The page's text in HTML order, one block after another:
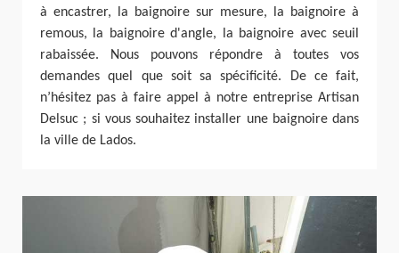
à encastrer, la baignoire sur mesure, la baignoire à
remous, la baignoire d'angle, la baignoire avec seuil
rabaissée. Nous pouvons répondre à toutes vos
demandes quel que soit sa spécificité. De ce fait,
n’hésitez pas à faire appel à notre entreprise Artisan
Delsuc ; si vous souhaitez installer une baignoire dans
la ville de Lados.